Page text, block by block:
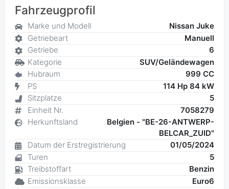
Fahrzeugprofil
Marke und Modell
Nissan Juke
Getriebeart
Manuell
Getriebe
6
Kategorie
SUV/Geländewagen
Hubraum
999 CC
PS
114 Hp 84 kW
Sitzplatze
5
Einheit Nr.
7058279
Herkunftsland
Belgien - "BE-26-ANTWERP-
BELCAR_ZUID"
Datum der Erstregistrierung
01/05/2024
Turen
5
Treibstoffart
Benzin
Emissionsklasse
Euro6